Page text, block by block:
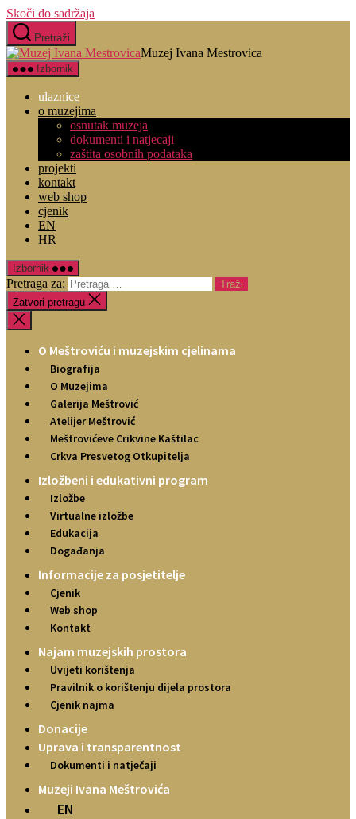
Skoči do sadržaja
Pretraži
Muzej Ivana Mestrovica
Izbornik
ulaznice
o muzejima
osnutak muzeja
dokumenti i natjecaji
zaštita osobnih podataka
projekti
kontakt
web shop
cjenik
EN
HR
Izbornik
Pretraga za:
Zatvori pretragu
O Meštroviću i muzejskim cjelinama
Biografija
O Muzejima
Galerija Meštrović
Atelijer Meštrović
Meštrovićeve Crikvine Kaštilac
Crkva Presvetog Otkupitelja
Izložbeni i edukativni program
Izložbe
Virtualne izložbe
Edukacija
Događanja
Informacije za posjetitelje
Cjenik
Web shop
Kontakt
Najam muzejskih prostora
Uvijeti korištenja
Pravilnik o korištenju dijela prostora
Cjenik najma
Donacije
Uprava i transparentnost
Dokumenti i natječaji
Muzeji Ivana Meštrovića
EN